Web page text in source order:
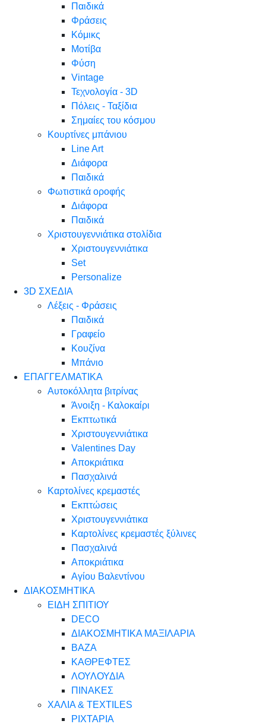
Παιδικά
Φράσεις
Κόμικς
Μοτίβα
Φύση
Vintage
Τεχνολογία - 3D
Πόλεις - Ταξίδια
Σημαίες του κόσμου
Κουρτίνες μπάνιου
Line Art
Διάφορα
Παιδικά
Φωτιστικά οροφής
Διάφορα
Παιδικά
Χριστουγεννιάτικα στολίδια
Χριστουγεννιάτικα
Set
Personalize
3D ΣΧΕΔΙΑ
Λέξεις - Φράσεις
Παιδικά
Γραφείο
Κουζίνα
Μπάνιο
ΕΠΑΓΓΕΛΜΑΤΙΚΑ
Αυτοκόλλητα βιτρίνας
Άνοιξη - Καλοκαίρι
Εκπτωτικά
Χριστουγεννιάτικα
Valentines Day
Αποκριάτικα
Πασχαλινά
Καρτολίνες κρεμαστές
Εκπτώσεις
Χριστουγεννιάτικα
Καρτολίνες κρεμαστές ξύλινες
Πασχαλινά
Αποκριάτικα
Αγίου Βαλεντίνου
ΔΙΑΚΟΣΜΗΤΙΚΑ
ΕΙΔΗ ΣΠΙΤΙΟΥ
DECO
ΔΙΑΚΟΣΜΗΤΙΚΑ ΜΑΞΙΛΑΡΙΑ
ΒΑΖΑ
ΚΑΘΡΕΦΤΕΣ
ΛΟΥΛΟΥΔΙΑ
ΠΙΝΑΚΕΣ
ΧΑΛΙΑ & TEXTILES
ΡΙΧΤΑΡΙΑ